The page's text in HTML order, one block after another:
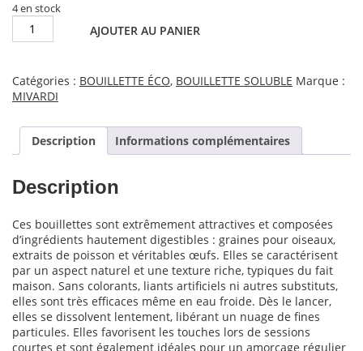
4 en stock
quantité
de
Starter
-
Spice
|
24mm
AJOUTER AU PANIER
Catégories : BOUILLETTE ÉCO, BOUILLETTE SOLUBLE Marque :
MIVARDI
Description Informations complémentaires
Description
Ces bouillettes sont extrêmement attractives et composées
d’ingrédients hautement digestibles : graines pour oiseaux,
extraits de poisson et véritables œufs. Elles se caractérisent
par un aspect naturel et une texture riche, typiques du fait
maison. Sans colorants, liants artificiels ni autres substituts,
elles sont très efficaces même en eau froide. Dès le lancer,
elles se dissolvent lentement, libérant un nuage de fines
particules. Elles favorisent les touches lors de sessions
courtes et sont également idéales pour un amorçage régulier